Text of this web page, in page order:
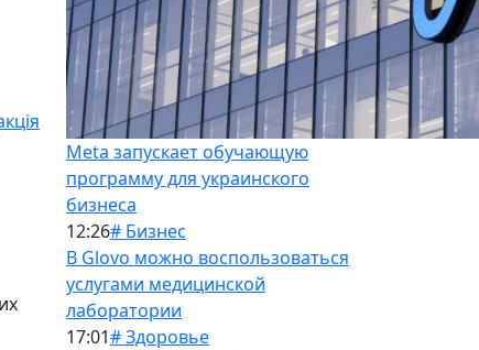
Meta запускает обучающую
программу для украинского
бизнеса
12:26# Бизнес
В Glovo можно воспользоваться
услугами медицинской
лаборатории
17:01# Здоровье